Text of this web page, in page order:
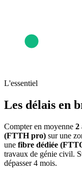
L'essentiel
Les délais en
Compter en moyenne 2
(FTTH pro) sur une
une fibre dédiée
travaux de génie civil.
dépasser 4 mois.